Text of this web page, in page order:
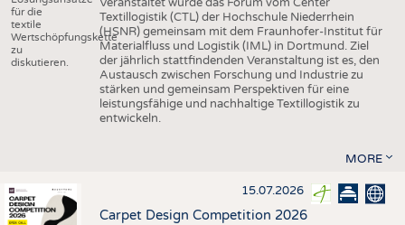
für die
textile
Wertschöpfungskette
zu
diskutieren.
Textillogistik (CTL) der Hochschule Niederrhein
(HSNR) gemeinsam mit dem Fraunhofer-Institut für
Materialfluss und Logistik (IML) in Dortmund. Ziel
der jährlich stattfindenden Veranstaltung ist es, den
Austausch zwischen Forschung und Industrie zu
stärken und gemeinsam Perspektiven für eine
leistungsfähige und nachhaltige Textillogistik zu
entwickeln.
MORE
15.07.2026
Carpet Design Competition 2026